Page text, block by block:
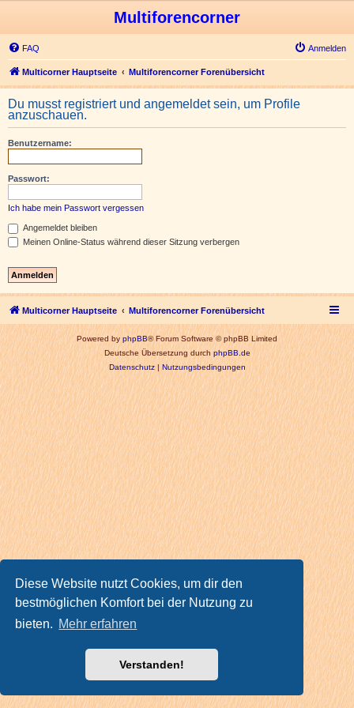
Diese Website nutzt Cookies, um dir den
bestmöglichen Komfort bei der Nutzung zu
bieten. Mehr erfahren
Verstanden!
Multiforencorner
FAQ Anmelden
Multicorner Hauptseite Multiforencorner Forenübersicht
Du musst registriert und angemeldet sein, um Profile
anzuschauen.
Benutzername:
Passwort:
Ich habe mein Passwort vergessen
Angemeldet bleiben
Meinen Online-Status während dieser Sitzung verbergen
Multicorner Hauptseite Multiforencorner Forenübersicht
Powered byphpBB® Forum Software © phpBB Limited
Deutsche Übersetzung durchphpBB.de
Datenschutz|Nutzungsbedingungen